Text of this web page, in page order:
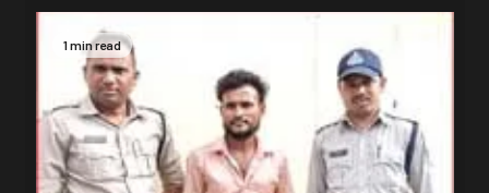
1 min read